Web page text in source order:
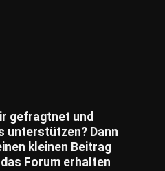
(86)
gefragtnet und
unterstützen? Dann
kleinen Beitrag
Forum erhalten